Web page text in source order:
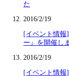
た
2016/2/19
[イベント情報
ー』を開催し
2016/2/19
[イベント情報